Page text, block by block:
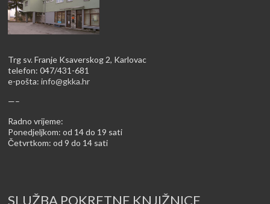
Trg sv. Franje Ksaverskog 2, Karlovac
telefon: 047/431-681
e-pošta:info@gkka.hr
—–
Radno vrijeme:
Ponedjeljkom: od 14 do 19 sati
Četvrtkom: od 9 do 14 sati
SLUŽBA POKRETNE KNJIŽNICE